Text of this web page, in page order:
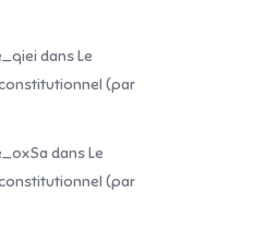
dansLe
(par
dansLe
(par